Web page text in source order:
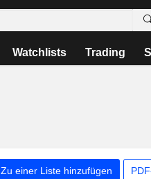
Watchlists Trading
Zu einer Liste hinzufügen